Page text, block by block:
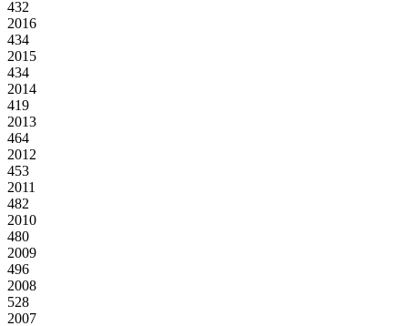
432
2016
434
2015
434
2014
419
2013
464
2012
453
2011
482
2010
480
2009
496
2008
528
2007